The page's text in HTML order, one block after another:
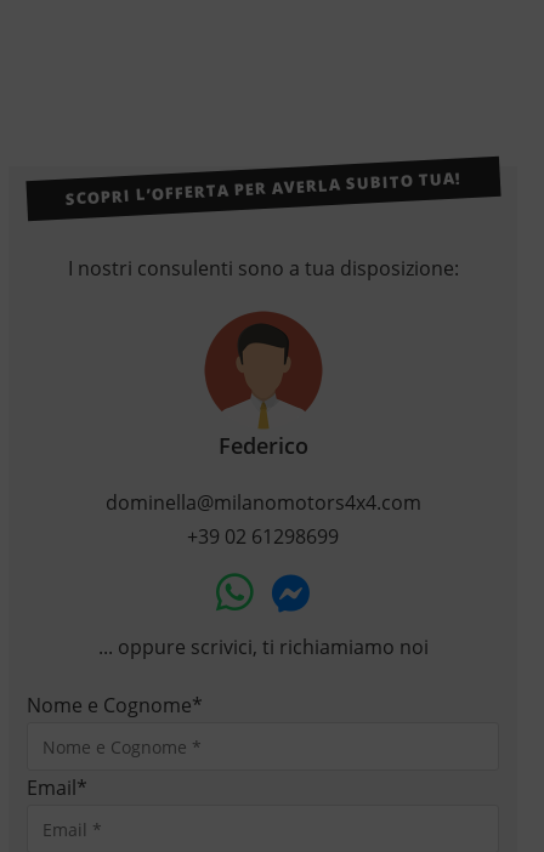
SCOPRI L’OFFERTA PER AVERLA SUBITO TUA!
I nostri consulenti sono a tua disposizione:
Federico
dominella@milanomotors4x4.com
+39 02 61298699
... oppure scrivici, ti richiamiamo noi
Nome e Cognome*
Email*